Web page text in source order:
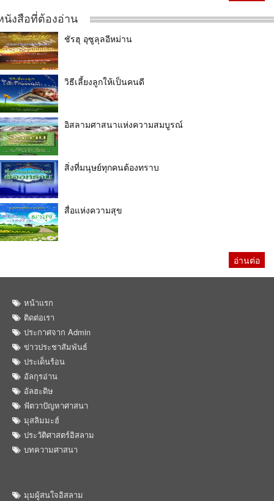
นังสือที่ต้องอ่าน
ชัรฮุ อุซูลุลอีหม่าน
วิธีเลี้ยงลูกให้เป็นคนดี
อิสลามศาสนาแห่งความสมบูรณ์
สิ่งที่มนุษย์ทุกคนต้องทราบ
สื่อแห่งความสุข
อ่านต่อ
หน้าแรก
ติดต่อเรา
ประกาศจาก Admin
ข่าวประชาสัมพันธ์
ประเด็นร้อน
อัลกุรอ่าน
อัลฮะดิษ
ฟัตวาปัญหาศาสนา
มุสลิมมะฮ์
ประวัติศาสตร์อิสลาม
บทความศาสนา
มุมผู้สนใจอิสลาม